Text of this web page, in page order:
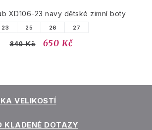
XD106-23 navy dětské zimní boty
23 25 26 27
840 Kč 650 Kč
VELIKOSTÍ
KLADENÉ DOTAZY